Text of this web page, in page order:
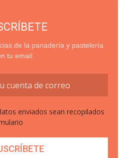
de la panadería y pastelería
tu email:
enviados sean recopilados